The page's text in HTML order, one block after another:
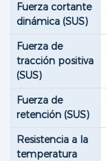
Fuerza cortante
dinámica (SUS)
Fuerza de
tracción positiva
(SUS)
Fuerza de
retención (SUS)
Resistencia a la
temperatura